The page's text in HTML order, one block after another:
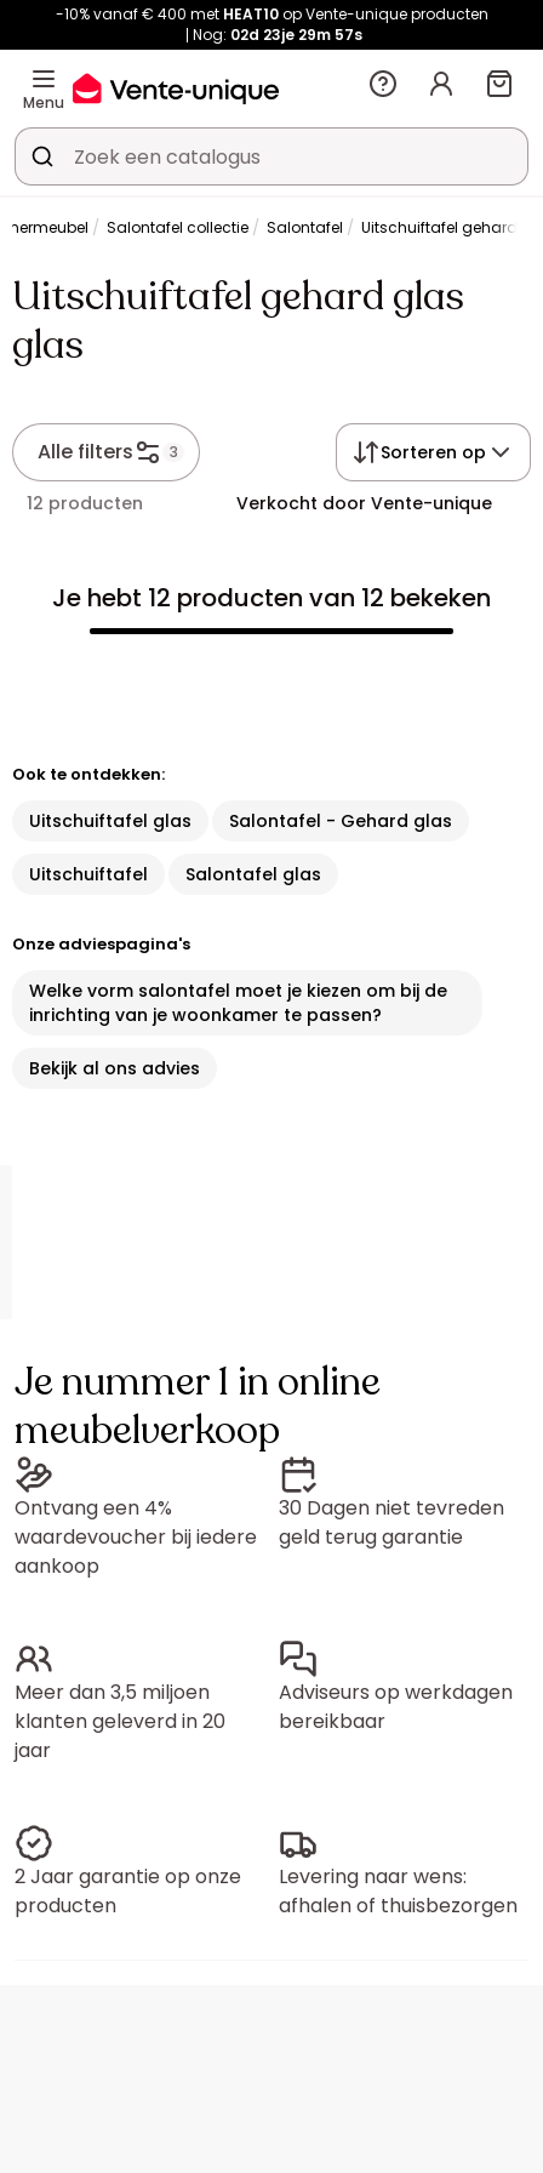
-10% vanaf € 400 met HEAT10op Vente-unique producten
Nog: 02d 23je 29m 56s
Menu
Salontafel collectie Salontafel Uitschuiftafel gehard
Uitschuiftafel gehard glas
glas
Alle filters 3 Sorteren op
12 producten Verkocht door Vente-unique
Je hebt 12 producten van 12 bekeken
Ook te ontdekken:
Uitschuiftafel glas Salontafel - Gehard glas
Uitschuiftafel Salontafel glas
Onze adviespagina's
Welke vorm salontafel moet je kiezen om bij de
inrichting van je woonkamer te passen?
Bekijk al ons advies
Je nummer 1 in online
meubelverkoop
Ontvang een 4%
waardevoucher bij iedere
aankoop
30 Dagen niet tevreden
geld terug garantie
Meer dan 3,5 miljoen
klanten geleverd in 20
jaar
Adviseurs op werkdagen
bereikbaar
2 Jaar garantie op onze
producten
Levering naar wens:
afhalen of thuisbezorgen